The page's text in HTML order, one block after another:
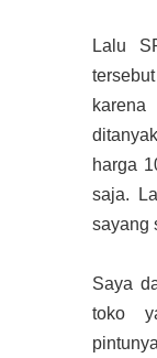
Lalu
harga
saja.
sayang
Saya
toko